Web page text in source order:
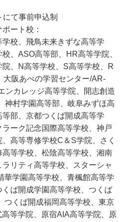
て事前申込制
ート校：
校、飛鳥未来きずな高等学
、ASO高等部、HR高等学院、
、N高等学校、S高等学校、R
阪あべの学習センター/AR-
ンカレッジ高等学院、開志創造
神村学園高等部、岐阜みずほ高
部、京都つくば開成高等学
ーク記念国際高等学校、神戸
高等専修学校C＆S学院、さく
等学校、松陰高等学校、湘南
リティ高等学校、スターシャ
華学園高等学校、青楓館高等学
ば開成学園高等学校、つくば
つくば開成福岡高等学校、東京
等学院、原宿AIA高等学院、原